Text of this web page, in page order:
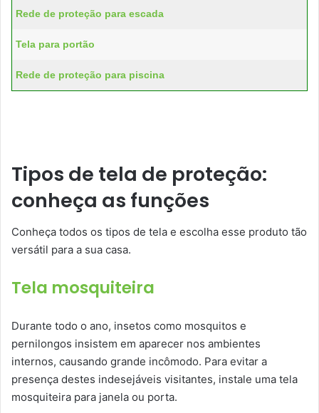
Rede de proteção para escada
Tela para portão
Rede de proteção para piscina
Tipos de tela de proteção:
conheça as funções
Conheça todos os tipos de tela e escolha esse produto tão
versátil para a sua casa.
Tela mosquiteira
Durante todo o ano, insetos como mosquitos e
pernilongos insistem em aparecer nos ambientes
internos, causando grande incômodo. Para evitar a
presença destes indesejáveis visitantes, instale uma tela
mosquiteira para janela ou porta.